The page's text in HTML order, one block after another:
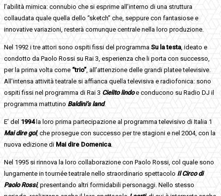
l’abilità mimica: connubio che si esprime all’interno di una struttura
collaudata quale quella dello “sketch” che, seppure con fantasiose e
innovative variazioni, resterà comunque centrale nella loro produzione.
Nel 1992 i tre attori sono ospiti fissi del programma Su la testa, ideato e
condotto da Paolo Rossi su Rai 3, esperienza che li porta con successo,
per la prima volta come “trio”, all’attenzione delle grandi platee televisive.
All’intensa attività teatrale si affianca quella televisiva e radiofonica: sono
ospiti fissi nel programma di Rai 3 Cielito lindoe conducono su Radio DJ il
programma mattutino Baldini’s land.
E’ del 1994la loro prima partecipazione al programma televisivo di Italia 1
Mai dire gol, che prosegue con successo per tre stagioni e nel 2004, con la
nuova edizione di Mai dire Domenica.
Nel 1995 si rinnova la loro collaborazione con Paolo Rossi, col quale sono
lungamente in tournée teatrale nello straordinario spettacolo Il Circo di
Paolo Rossi, presentando altri formidabili personaggi. Nello stesso